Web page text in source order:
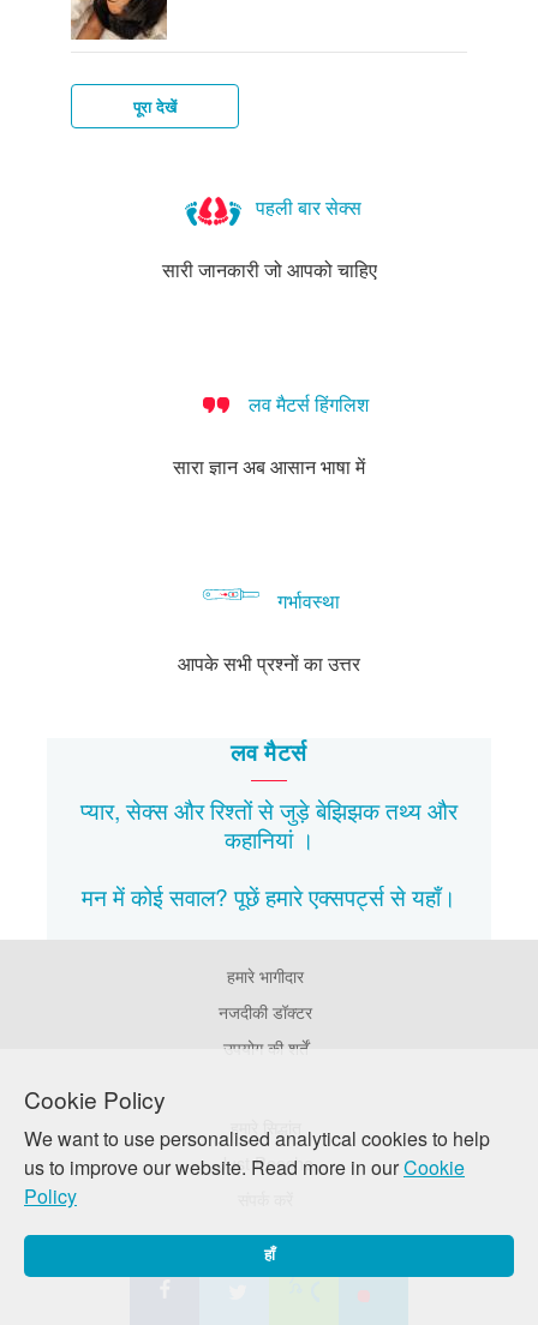
Cookie Policy
We want to use personalised analytical cookies to help
us to improve our website. Read more in ourCookie
Policy
हाँ
पूरा देखें
पहली बार सेक्स
सारी जानकारी जो आपको चाहिए
लव मैटर्स हिंगलिश
सारा ज्ञान अब आसान भाषा में
गर्भावस्था
आपके सभी प्रश्नों का उत्तर
लव मैटर्स
प्यार, सेक्स और रिश्तों से जुड़े बेझिझकतथ्यऔर
कहानियां।
मन में कोई सवाल? पूछें हमारे एक्सपर्ट्स सेयहाँ।
हमारे भागीदार
नजदीकी डॉक्टर
उपयोग की शर्तें
Company
हमारे सिद्धांत
Just Poocho